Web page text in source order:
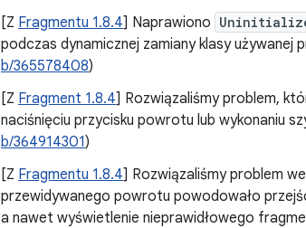
[Z Fragmentu 1.8.4] Naprawiono
podczas dynamicznej zamiany klasy używanej
b/365578408)
[Z Fragment 1.8.4] Rozwiązaliśmy problem,
naciśnięciu przycisku powrotu lub wykonaniu
b/364914301)
[Z Fragmentu 1.8.4] Rozwiązaliśmy problem
przewidywanego powrotu powodowało
a nawet wyświetlenie nieprawidłowego